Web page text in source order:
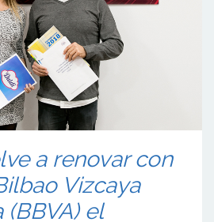
a renovar con
Vizcaya
el